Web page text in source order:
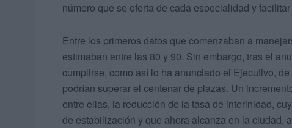
número que se oferta de cada especialidad y
Entre los primeros datos que comenzaban a
estimaban entre las 80 y 90. Sin embargo, tras el
cumplirse, como así lo ha anunciado el Ejecutivo,
podrían superar el centenar de plazas. Un
entre ellas, la reducción de la tasa de interinidad,
de estabilización y que ahora alcanza en la ciudad,